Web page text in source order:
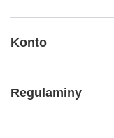
Konto
Regulaminy